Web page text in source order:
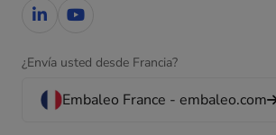
¿Envía usted desde Francia?
Embaleo France - embaleo.com